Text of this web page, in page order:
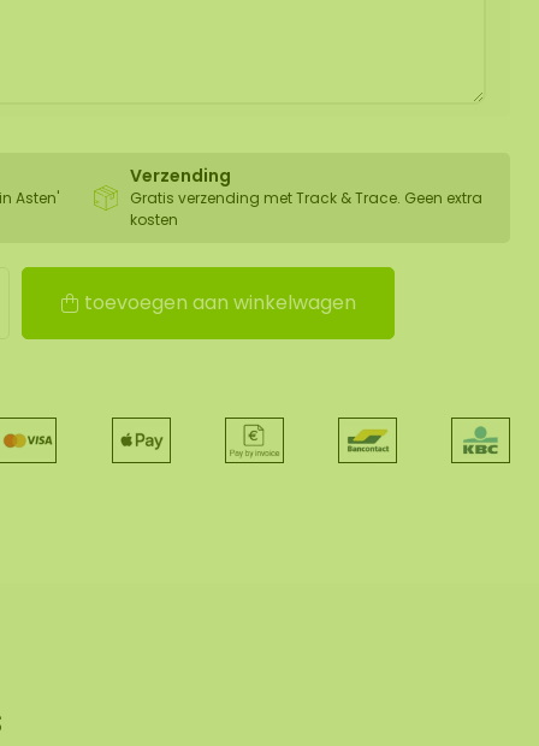
Asten'
Verzending
Gratis verzending met Track & Trace. Geen extra
kosten
toevoegen aan winkelwagen